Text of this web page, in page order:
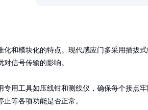
化和模块化的特点。现代感应门多采用插拔
信号传输的影响。
专用工具如压线钳和测线仪，确保每个接点
止等各项功能是否正常。